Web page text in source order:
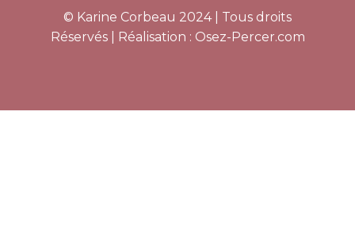
© Karine Corbeau 2024 | Tous droits
Réservés | Réalisation : Osez-Percer.com